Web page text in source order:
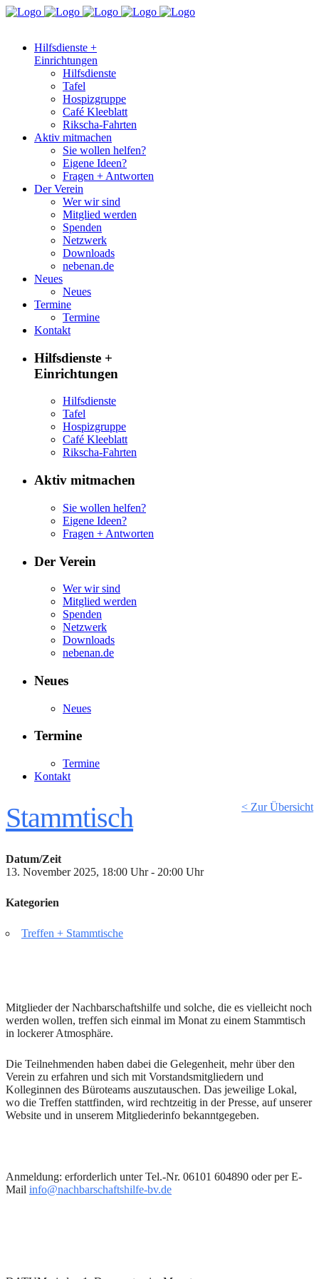
Hilfsdienste +
Einrichtungen
Hilfsdienste
Tafel
Hospizgruppe
Café Kleeblatt
Rikscha-Fahrten
Aktiv mitmachen
Sie wollen helfen?
Eigene Ideen?
Fragen + Antworten
Der Verein
Wer wir sind
Mitglied werden
Spenden
Netzwerk
Downloads
nebenan.de
Neues
Neues
Termine
Termine
Kontakt
Hilfsdienste +
Einrichtungen
Hilfsdienste
Tafel
Hospizgruppe
Café Kleeblatt
Rikscha-Fahrten
Aktiv mitmachen
Sie wollen helfen?
Eigene Ideen?
Fragen + Antworten
Der Verein
Wer wir sind
Mitglied werden
Spenden
Netzwerk
Downloads
nebenan.de
Neues
Neues
Termine
Termine
Kontakt
< Zur Übersicht
Stammtisch
Datum/Zeit
13. November 2025, 18:00 Uhr - 20:00 Uhr
Kategorien
Treffen + Stammtische
Mitglieder der Nachbarschaftshilfe und solche, die es vielleicht noch
werden wollen, treffen sich einmal im Monat zu einem Stammtisch
in lockerer Atmosphäre.
Die Teilnehmenden haben dabei die Gelegenheit, mehr über den
Verein zu erfahren und sich mit Vorstandsmitgliedern und
Kolleginnen des Büroteams auszutauschen. Das jeweilige Lokal,
wo die Treffen stattfinden, wird rechtzeitig in der Presse, auf unserer
Website und in unserem Mitgliederinfo bekanntgegeben.
Anmeldung: erforderlich unter Tel.-Nr. 06101 604890 oder per E-
Mail info@nachbarschaftshilfe-bv.de